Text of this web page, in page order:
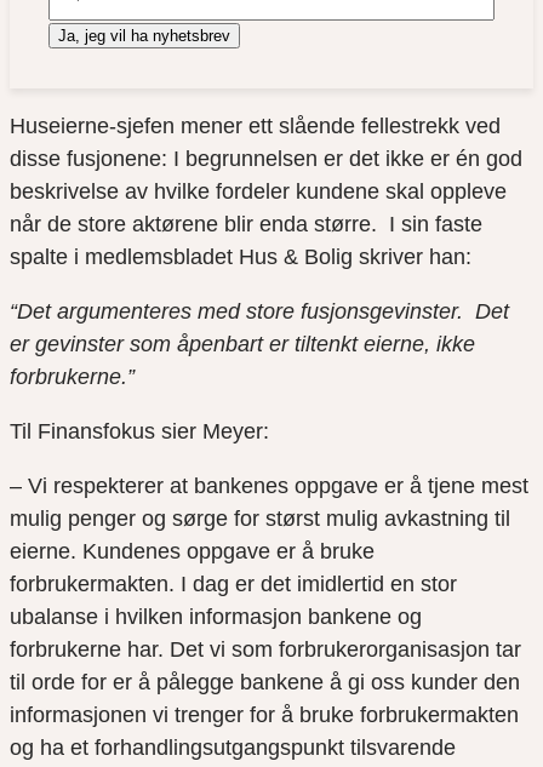
Ja, jeg vil ha nyhetsbrev
Huseierne-sjefen mener ett slående fellestrekk ved
disse fusjonene: I begrunnelsen er det ikke er én god
beskrivelse av hvilke fordeler kundene skal oppleve
når de store aktørene blir enda større. I sin faste
spalte i medlemsbladet Hus & Bolig skriver han:
“Det argumenteres med store fusjonsgevinster. Det
er gevinster som åpenbart er tiltenkt eierne, ikke
forbrukerne.”
Til Finansfokus sier Meyer:
– Vi respekterer at bankenes oppgave er å tjene mest
mulig penger og sørge for størst mulig avkastning til
eierne. Kundenes oppgave er å bruke
forbrukermakten. I dag er det imidlertid en stor
ubalanse i hvilken informasjon bankene og
forbrukerne har. Det vi som forbrukerorganisasjon tar
til orde for er å pålegge bankene å gi oss kunder den
informasjonen vi trenger for å bruke forbrukermakten
og ha et forhandlingsutgangspunkt tilsvarende